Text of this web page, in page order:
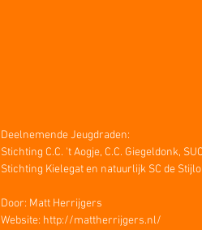
Deelnemende Jeugdraden:
Stichting C.C. 't Aogje, C.C. Giegeldonk,
Stichting Kielegat en natuurlijk SC de
Door: Matt Herrijgers
Website: http://mattherrijgers.nl/